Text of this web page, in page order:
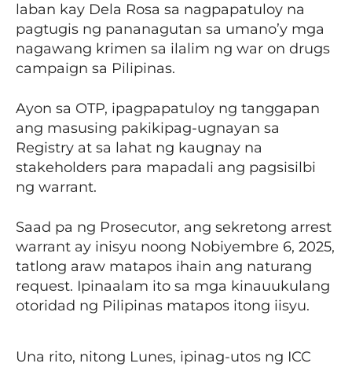
laban kay Dela Rosa sa nagpapatuloy na
pagtugis ng pananagutan sa umano’y mga
nagawang krimen sa ilalim ng war on drugs
campaign sa Pilipinas.
Ayon sa OTP, ipagpapatuloy ng tanggapan
ang masusing pakikipag-ugnayan sa
Registry at sa lahat ng kaugnay na
stakeholders para mapadali ang pagsisilbi
ng warrant.
Saad pa ng Prosecutor, ang sekretong arrest
warrant ay inisyu noong Nobiyembre 6, 2025,
tatlong araw matapos ihain ang naturang
request. Ipinaalam ito sa mga kinauukulang
otoridad ng Pilipinas matapos itong iisyu.
Una rito, nitong Lunes, ipinag-utos ng ICC